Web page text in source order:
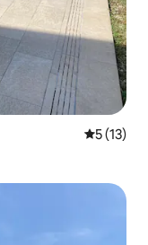
平均评分
5 (13)